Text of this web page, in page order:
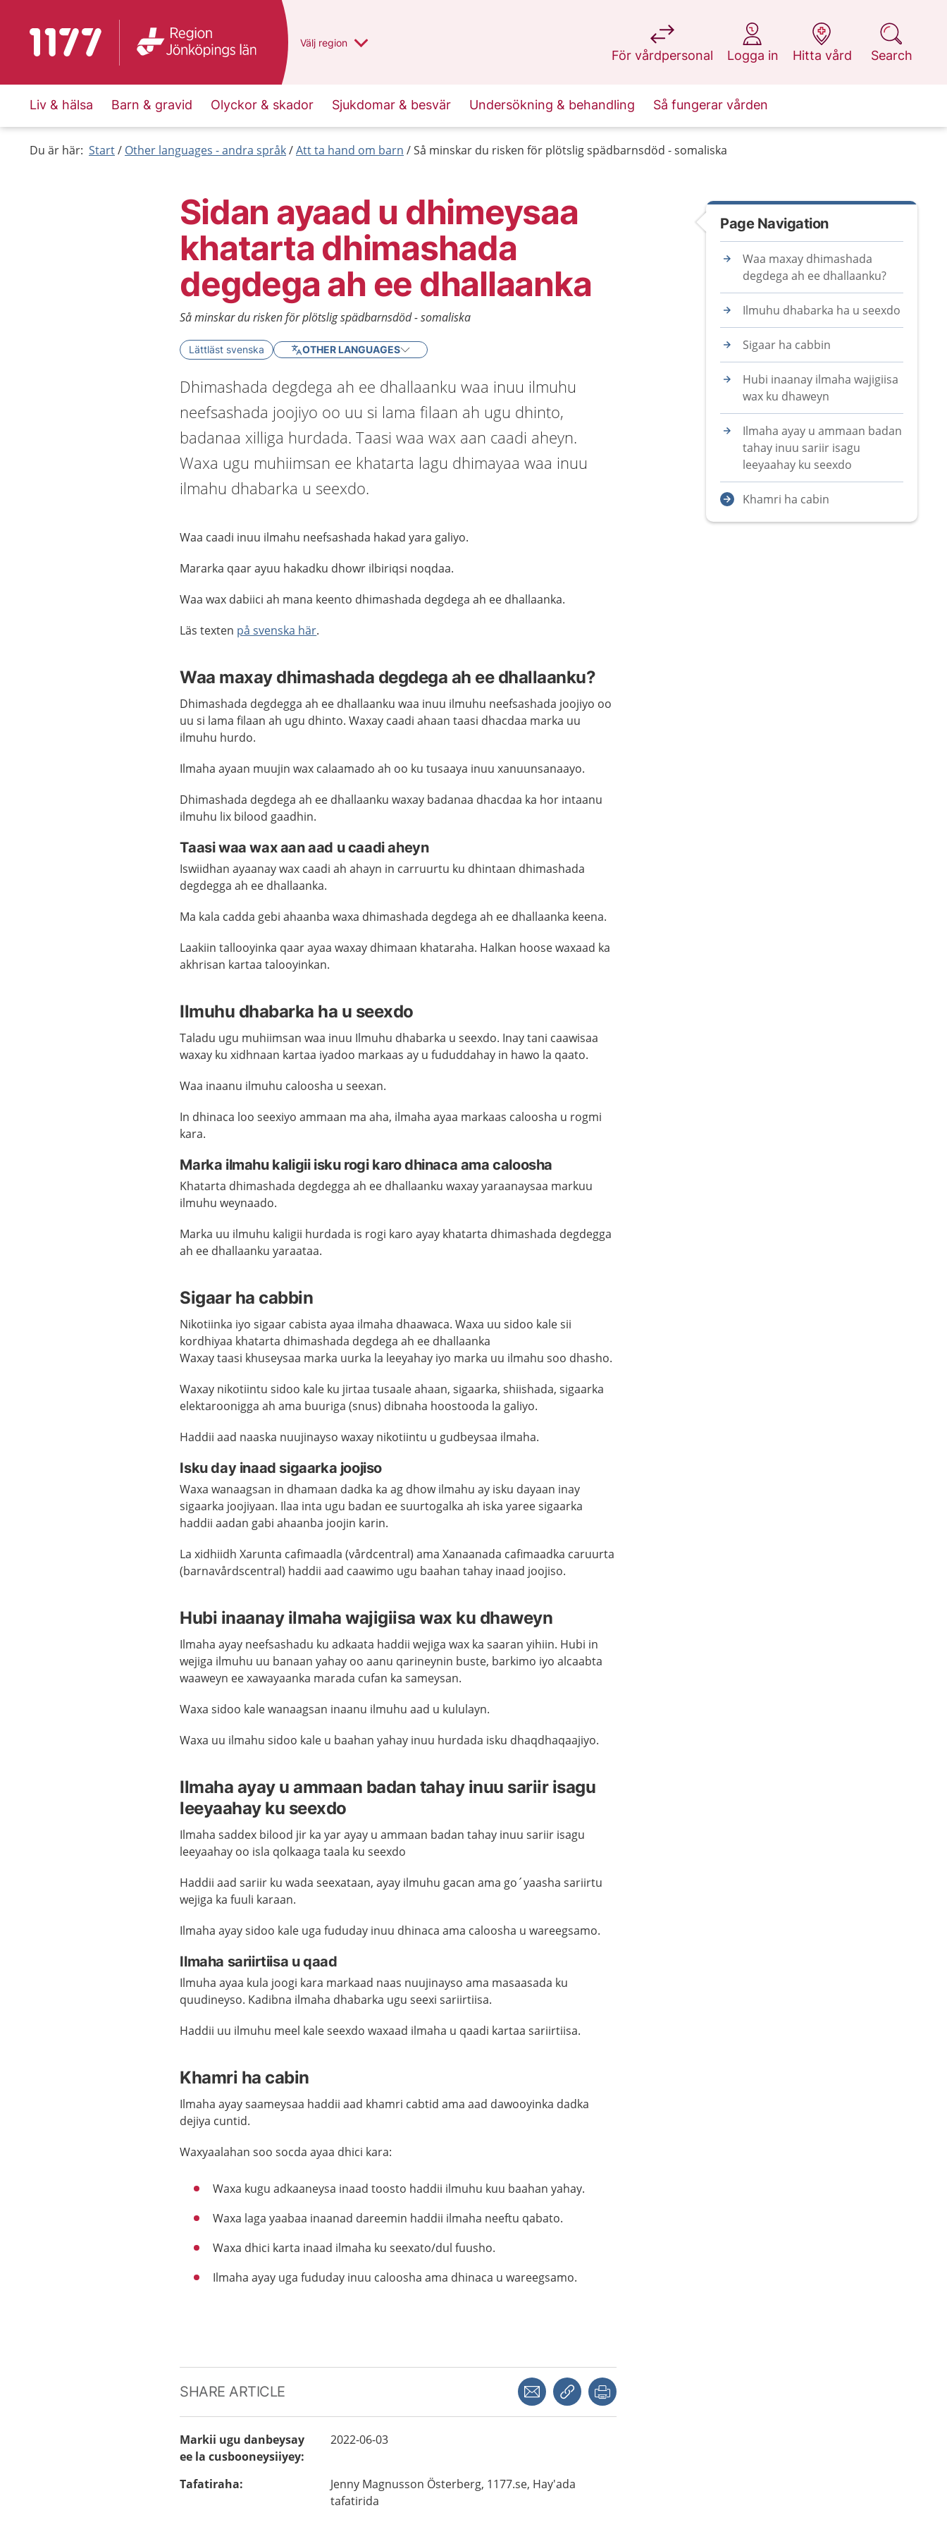
To start page for 1177 Du har valt region
Välj en annan
region
För vårdpersonal
at 1177.se
Logga in
at 1177.se
Hitta vård
at 1177.se
Search
at 1177.se
Liv & hälsa Barn & gravid Olyckor & skador Sjukdomar & besvär Undersökning & behandling Så fungerar vården
Du är här: Start Other languages - andra språk Att ta hand om barn Så minskar du risken för plötslig spädbarnsdöd - somaliska
Sidan ayaad u dhimeysaa
khatarta dhimashada
degdega ah ee dhallaanka
Så minskar du risken för plötslig spädbarnsdöd - somaliska
Lättläst svenska OTHER LANGUAGES
Dhimashada degdega ah ee dhallaanku waa inuu ilmuhu
neefsashada joojiyo oo uu si lama filaan ah ugu dhinto,
badanaa xilliga hurdada. Taasi waa wax aan caadi aheyn.
Waxa ugu muhiimsan ee khatarta lagu dhimayaa waa inuu
ilmahu dhabarka u seexdo.
Waa caadi inuu ilmahu neefsashada hakad yara galiyo.
Mararka qaar ayuu hakadku dhowr ilbiriqsi noqdaa.
Waa wax dabiici ah mana keento dhimashada degdega ah ee dhallaanka.
Läs texten på svenska här.
Waa maxay dhimashada degdega ah ee dhallaanku?
Dhimashada degdegga ah ee dhallaanku waa inuu ilmuhu neefsashada joojiyo oo
uu si lama filaan ah ugu dhinto. Waxay caadi ahaan taasi dhacdaa marka uu
ilmuhu hurdo.
Ilmaha ayaan muujin wax calaamado ah oo ku tusaaya inuu xanuunsanaayo.
Dhimashada degdega ah ee dhallaanku waxay badanaa dhacdaa ka hor intaanu
ilmuhu lix bilood gaadhin.
Taasi waa wax aan aad u caadi aheyn
Iswiidhan ayaanay wax caadi ah ahayn in carruurtu ku dhintaan dhimashada
degdegga ah ee dhallaanka.
Ma kala cadda gebi ahaanba waxa dhimashada degdega ah ee dhallaanka keena.
Laakiin tallooyinka qaar ayaa waxay dhimaan khataraha. Halkan hoose waxaad ka
akhrisan kartaa talooyinkan.
Ilmuhu dhabarka ha u seexdo
Taladu ugu muhiimsanwaa inuu Ilmuhu dhabarka u seexdo. Inay tani caawisaa
waxay ku xidhnaan kartaa iyadoo markaas ay u fududdahay in hawo la qaato.
Waa inaanu ilmuhu caloosha u seexan.
In dhinaca loo seexiyo ammaan ma aha, ilmaha ayaa markaas caloosha u rogmi
kara.
Marka ilmahu kaligii isku rogi karo dhinaca ama caloosha
Khatarta dhimashada degdegga ah ee dhallaanku waxay yaraanaysaa markuu
ilmuhu weynaado.
Marka uu ilmuhu kaligii hurdada is rogi karo ayay khatarta dhimashada degdegga
ah ee dhallaanku yaraataa.
Sigaar ha cabbin
Nikotiinka iyo sigaar cabista ayaa ilmaha dhaawaca. Waxa uu sidoo kale sii
kordhiyaa khatarta dhimashada degdega ah ee dhallaanka
Waxay taasi khuseysaa marka uurka la leeyahay iyo marka uu ilmahu soo dhasho.
Waxay nikotiintu sidoo kale ku jirtaa tusaale ahaan, sigaarka, shiishada, sigaarka
elektaroonigga ah ama buuriga (snus) dibnaha hoostooda la galiyo.
Haddii aad naaska nuujinayso waxay nikotiintu u gudbeysaa ilmaha.
Isku day inaad sigaarka joojiso
Waxa wanaagsan in dhamaan dadka ka ag dhow ilmahu ay isku dayaan inay
sigaarka joojiyaan. Ilaa inta ugu badan ee suurtogalka ah iska yaree sigaarka
haddii aadan gabi ahaanba joojin karin.
La xidhiidh Xarunta cafimaadla(vårdcentral) ama Xanaanada cafimaadka caruurta
(barnavårdscentral) haddii aad caawimo ugu baahan tahay inaad joojiso.
Hubi inaanay ilmaha wajigiisa wax ku dhaweyn
Ilmaha ayay neefsashadu ku adkaata haddiiwejiga wax ka saaran yihiin. Hubi in
wejiga ilmuhu uu banaan yahay oo aanu qarineynin buste, barkimo iyo alcaabta
waaweyn ee xawayaanka marada cufan ka sameysan.
Waxa sidoo kale wanaagsan inaanu ilmuhu aad u kululayn.
Waxa uu ilmahu sidoo kale u baahan yahay inuu hurdada isku dhaqdhaqaajiyo.
Ilmaha ayay u ammaan badan tahay inuu sariir isagu
leeyaahay ku seexdo
Ilmaha saddex bilood jir ka yar ayay u ammaan badan tahay inuu sariir isagu
leeyaahay oo isla qolkaaga taala ku seexdo
Haddii aad sariir ku wada seexataan, ayay ilmuhu gacan ama go´yaasha sariirtu
wejiga ka fuuli karaan.
Ilmaha ayay sidoo kale uga fududay inuu dhinaca ama caloosha u wareegsamo.
Ilmaha sariirtiisa u qaad
Ilmuha ayaa kula joogi kara markaad naas nuujinayso ama masaasada ku
quudineyso. Kadibna ilmaha dhabarka ugu seexi sariirtiisa.
Haddii uu ilmuhu meel kale seexdo waxaad ilmaha u qaadi kartaa sariirtiisa.
Khamri ha cabin
Ilmaha ayay saameysaa haddii aad khamri cabtid ama aad dawooyinka dadka
dejiya cuntid.
Waxyaalahan soo socda ayaa dhici kara:
Waxa kugu adkaaneysa inaad toosto haddii ilmuhu kuu baahan yahay.
Waxa laga yaabaa inaanad dareemin haddii ilmaha neeftu qabato.
Waxa dhici karta inaad ilmaha ku seexato/dul fuusho.
Ilmaha ayay uga fududay inuu caloosha ama dhinaca u wareegsamo.
SHARE ARTICLE Share with a friend
Copy link
Markii ugu danbeysay
ee la cusbooneysiiyey:
2022-06-03
Tafatiraha: Jenny Magnusson Österberg, 1177.se, Hay'ada
tafatirida
Page Navigation
Waa maxay dhimashada
degdega ah ee dhallaanku?
Ilmuhu dhabarka ha u seexdo
Sigaar ha cabbin
Hubi inaanay ilmaha wajigiisa
wax ku dhaweyn
Ilmaha ayay u ammaan badan
tahay inuu sariir isagu
leeyaahay ku seexdo
Khamri ha cabin